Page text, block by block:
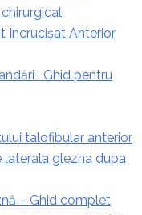
Încrucișat Anterior
. Ghid pentru
talofibular anterior
glezna dupa
– Ghid complet